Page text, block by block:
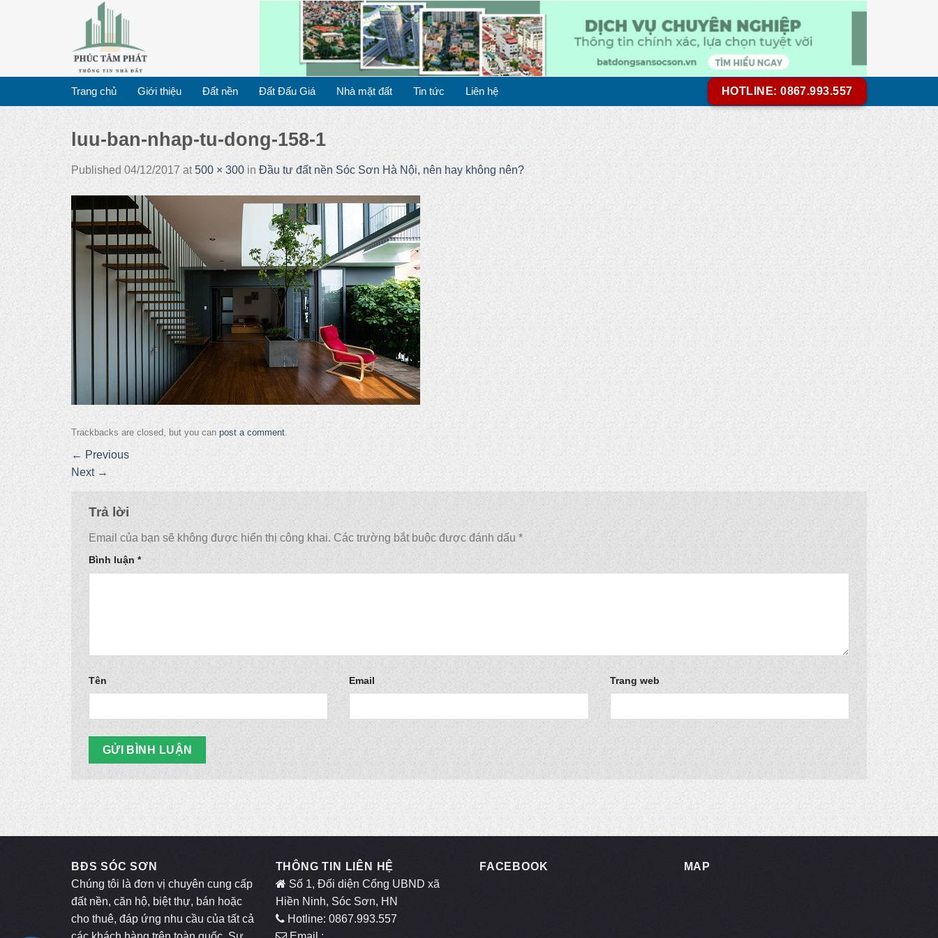
Trang chủ Giới thiệu Đất nền Đất Đấu Giá Nhà mặt đất Tin tức Liên hệ HOTLINE: 0867.993.557
luu-ban-nhap-tu-dong-158-1
Published 04/12/2017 at 500 × 300 in Đầu tư đất nền Sóc Sơn Hà Nội, nên hay không nên?
Trackbacks are closed, but you can post a comment
← Previous
Next →
Trả lời
Email của bạn sẽ không được hiển thị công khai. Các trường bắt buộc được đánh dấu *
Bình luận *
Tên Email Trang web
BĐS SÓC SƠN
Chúng tôi là đơn vị chuyên cung cấp
đất nền, căn hộ, biệt thự, bán hoặc
cho thuê, đáp ứng nhu cầu của tất cả
THÔNG TIN LIÊN HỆ
Số 1, Đối diện Cổng UBND xã
Hiền Ninh, Sóc Sơn, HN
Hotline: 0867.993.557
FACEBOOK MAP